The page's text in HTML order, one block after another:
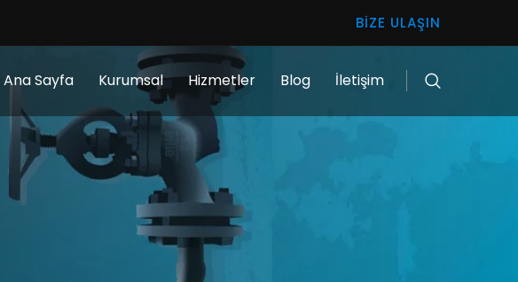
BIZE ULAŞIN
Ana Sayfa Kurumsal Hizmetler Blog İletişim